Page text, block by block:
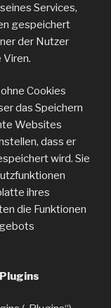
Services,
gespeichert
der Nutzer
Viren.
Cookies
das Speichern
Websites
dass er
wird. Sie
ihres
die Funktionen